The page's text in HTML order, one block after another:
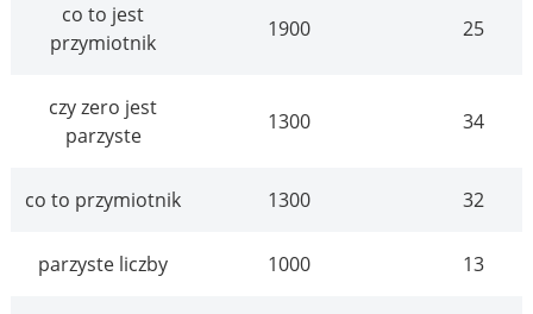
co to jest
przymiotnik
1900 25
czy zero jest
parzyste
1300 34
co to przymiotnik 1300 32
parzyste liczby 1000 13